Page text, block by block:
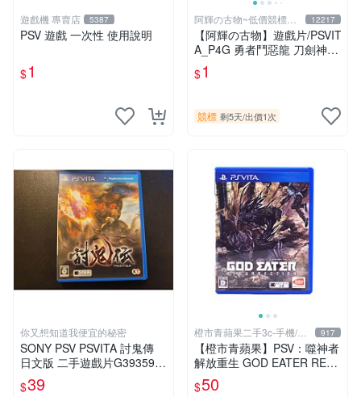
遊戲機 專賣店 5387
PSV 遊戲 一次性 使用說明
$1
阿輝の古物~低價競標五
六日結標
12217
【阿輝の古物】遊戲片/PSVIT
A_P4G 勇者鬥惡龍 刀劍神域
一批合售_1元起標無底價_#F
31
$1
競標 剩5天/出價1次
你又想知道我便宜的秘密
SONY PSV PSVITA 討鬼傳
日文版 二手遊戲片G39359
(下標前請先詢問)
$39
橙市青蘋果二手3c-手機/相
機
917
【橙市青蘋果】PSV：噬神者
解放重生 GOD EATER RES
URRECTION 日版 #19491
$50